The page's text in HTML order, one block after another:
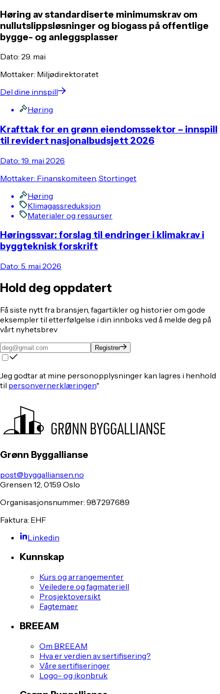
Høring av standardiserte minimumskrav om
nullutslippsløsninger og biogass på offentlige
bygge- og anleggsplasser
Dato: 29. mai
Mottaker: Miljødirektoratet
Del dine innspill
Høring
Krafttak for en grønn eiendomssektor – innspill
til revidert nasjonalbudsjett 2026
Dato: 19. mai 2026
Mottaker: Finanskomiteen, Stortinget
Høring
Klimagassreduksjon
Materialer og ressurser
Høringssvar: forslag til endringer i klimakrav i
byggteknisk forskrift
Dato: 5. mai 2026
Hold deg oppdatert
Få siste nytt fra bransjen, fagartikler og historier om gode
eksempler til etterfølgelse i din innboks ved å melde deg på
vårt nyhetsbrev
Registrer
Jeg godtar at mine personopplysninger kan lagres i henhold
til personvernerklæringen*
Grønn Byggallianse
post@byggalliansen.no
Grensen 12, 0159 Oslo
Organisasjonsnummer: 987297689
Faktura: EHF
Linkedin
Kunnskap
Kurs og arrangementer
Veiledere og fagmateriell
Prosjektoversikt
Fagtemaer
BREEAM
Om BREEAM
Hva er verdien av sertifisering?
Våre sertifiseringer
Logo- og ikonbruk